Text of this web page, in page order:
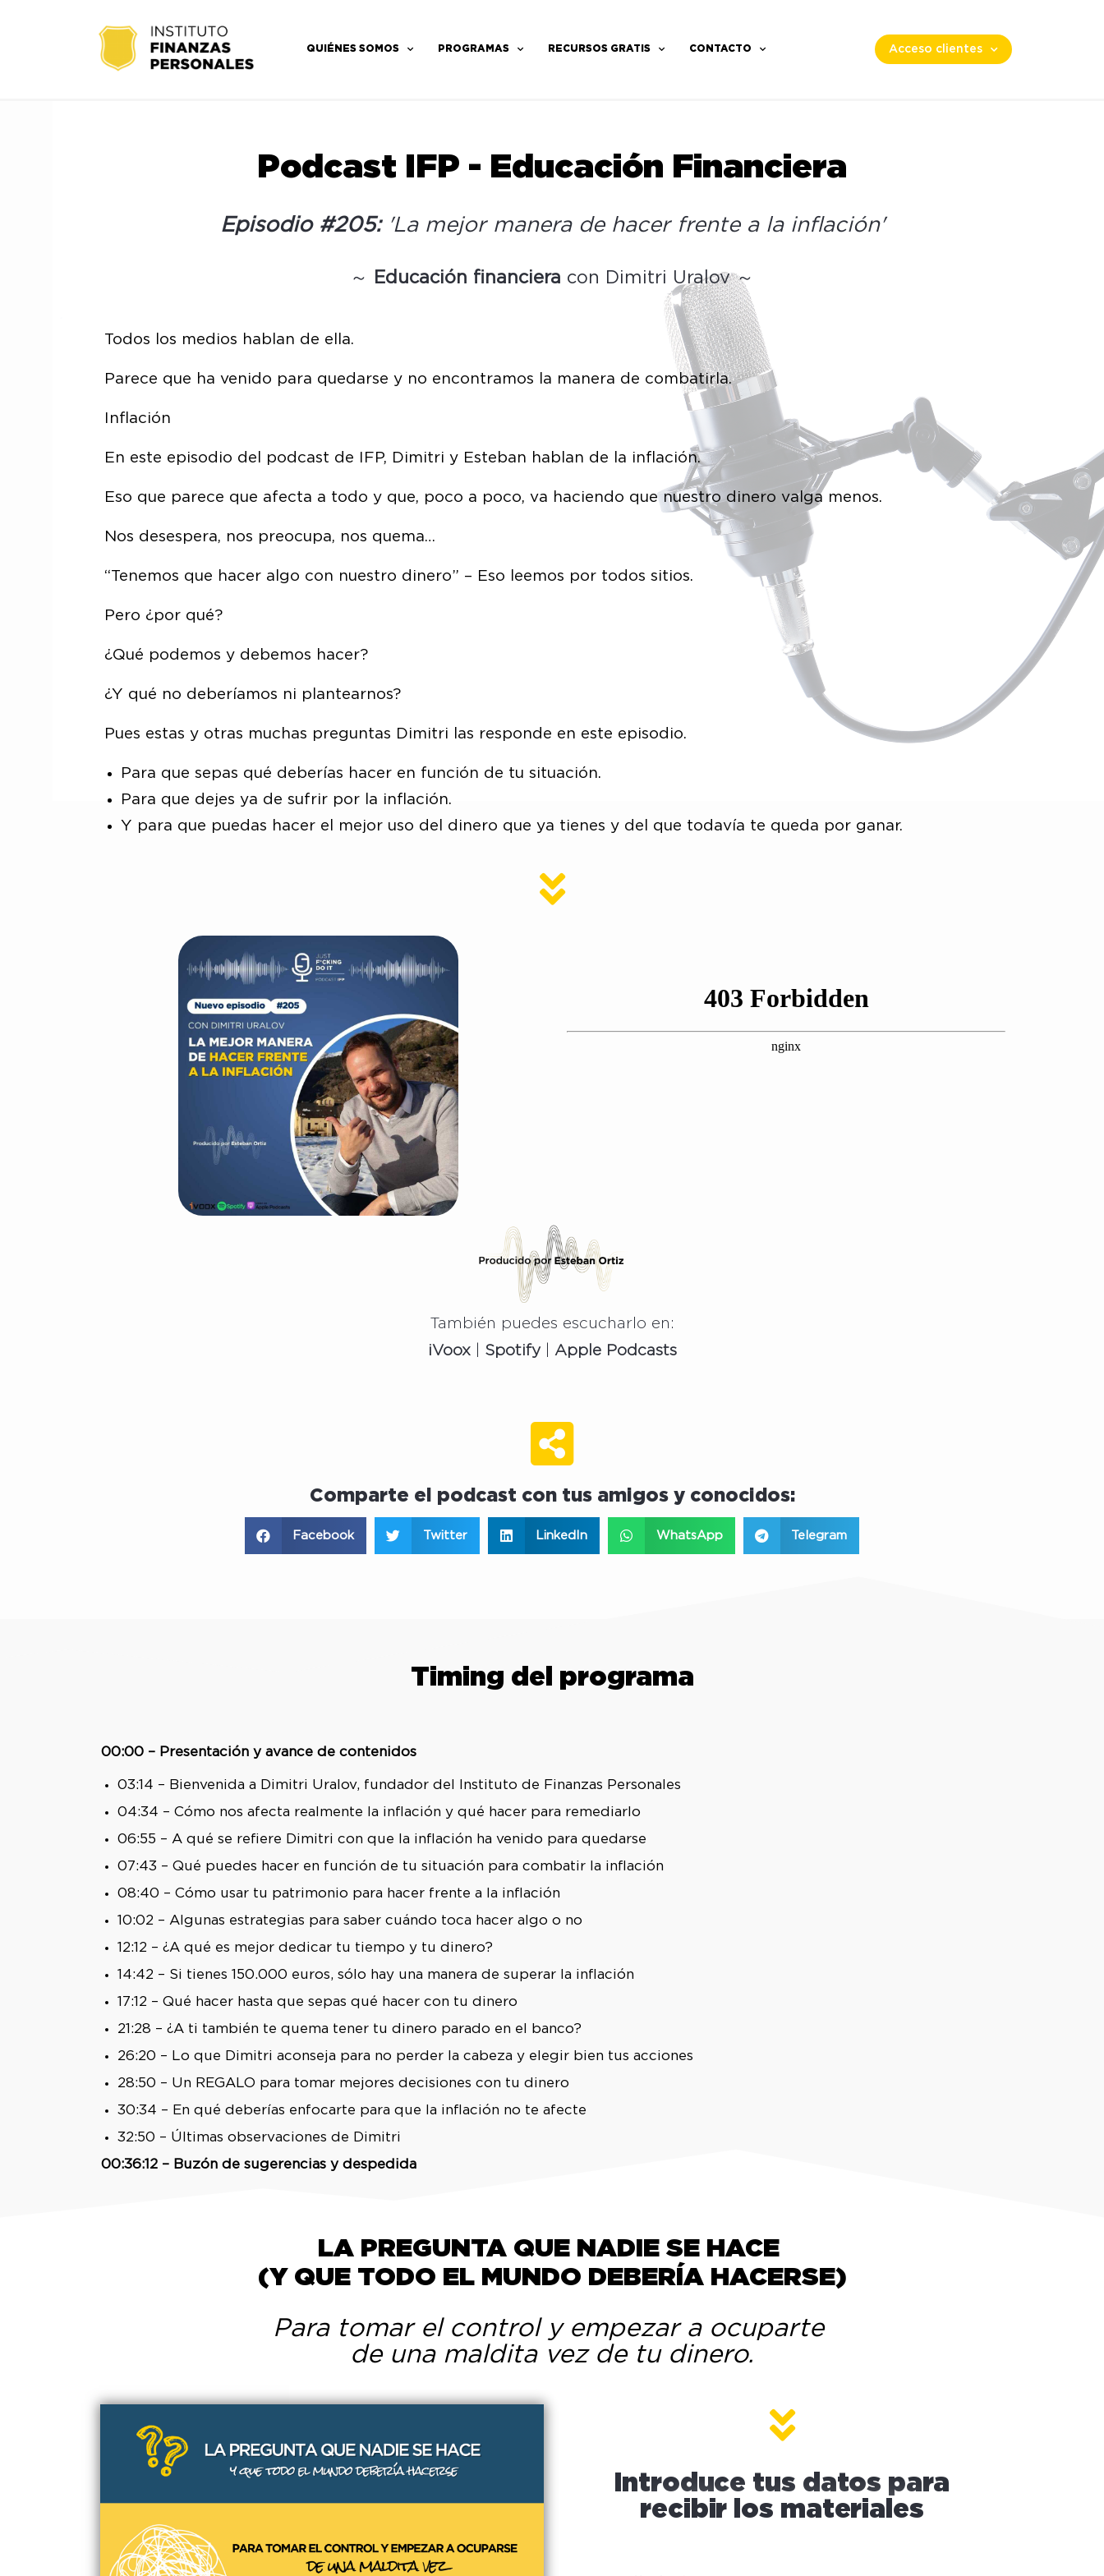
QUIÉNES SOMOS PROGRAMAS RECURSOS GRATIS CONTACTO Acceso clientes
Podcast IFP - Educación Financiera
Episodio #205:'La mejor manera de hacer frente a la inflación'
～ Educación financiera con Dimitri Uralov ～
Todos los medios hablan de ella.
Parece que ha venido para quedarse y no encontramos la manera de combatirla.
Inflación
En este episodio del podcast de IFP, Dimitri y Esteban hablan de la inflación.
Eso que parece que afecta a todo y que, poco a poco, va haciendo que nuestro dinero valga menos.
Nos desespera, nos preocupa, nos quema…
“Tenemos que hacer algo con nuestro dinero” – Eso leemos por todos sitios.
Pero ¿por qué?
¿Qué podemos y debemos hacer?
¿Y qué no deberíamos ni plantearnos?
Pues estas y otras muchas preguntas Dimitri las responde en este episodio.
Para que sepas qué deberías hacer en función de tu situación.
Para que dejes ya de sufrir por la inflación.
Y para que puedas hacer el mejor uso del dinero que ya tienes y del que todavía te queda por ganar.
También puedes escucharlo en:
iVoox| Spotify| Apple Podcasts
Comparte el podcast con tus amigos y conocidos:
Facebook Twitter LinkedIn WhatsApp Telegram
Timing del programa
00:00 – Presentación y avance de contenidos
03:14 – Bienvenida a Dimitri Uralov, fundador del Instituto de Finanzas Personales
04:34 – Cómo nos afecta realmente la inflación y qué hacer para remediarlo
06:55 – A qué se refiere Dimitri con que la inflación ha venido para quedarse
07:43 – Qué puedes hacer en función de tu situación para combatir la inflación
08:40 – Cómo usar tu patrimonio para hacer frente a la inflación
10:02 – Algunas estrategias para saber cuándo toca hacer algo o no
12:12 – ¿A qué es mejor dedicar tu tiempo y tu dinero?
14:42 – Si tienes 150.000 euros, sólo hay una manera de superar la inflación
17:12 – Qué hacer hasta que sepas qué hacer con tu dinero
21:28 – ¿A ti también te quema tener tu dinero parado en el banco?
26:20 – Lo que Dimitri aconseja para no perder la cabeza y elegir bien tus acciones
28:50 – Un REGALO para tomar mejores decisiones con tu dinero
30:34 – En qué deberías enfocarte para que la inflación no te afecte
32:50 – Últimas observaciones de Dimitri
00:36:12 – Buzón de sugerencias y despedida
LA PREGUNTA QUE NADIE SE HACE
(Y QUE TODO EL MUNDO DEBERÍA HACERSE)
Para tomar el control y empezar a ocuparte
de una maldita vez de tu dinero.
Introduce tus datos para
recibir los materiales